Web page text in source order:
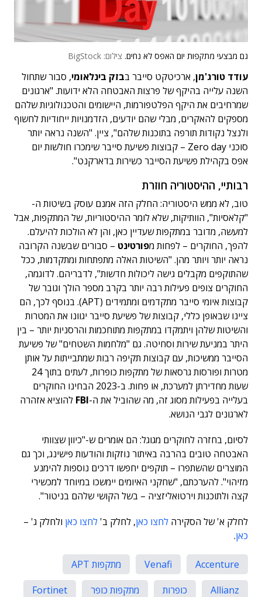
גם מבצעי מתקפות יום האפס לא נחים. צילום: BigStock
עודד טורג'מן, ארכיטקט סייבר בבזק בינלאומי, סבור שתחול
השנה עלייה בהיקף של פרצות האבטחה הלא ידועות. "ארגונים
שמרחיבים את היקף הפלטפורמות, היישומים והטכנולוגיות שלהם
מספקים להאקרים, מבלי שהם יודעים, הזדמנויות ייחודיות לחשוף
ולנצל נקודות תורפה בתוכנות שלהם", ציין. "השנה נראה יותר
סוכני Zero day – קבוצות פשיעת סייבר שימכרו חולשות יום
אפס בקהילת פשיעת הסייבר כשירות בדארקנט".
רבותיי, ההיסטוריה חוזרת
טוב, לא ממש היסטוריה: החלק הזה אמנם עוסק בשיטות ה-
"קלאסיות", הוותיקות, שלא לומר ההיסטוריות, של המתקפות, אבל
למעשה, מדובר במתקפות שעדיין כאן, והן לא הולכות להיעלם.
להפך, החוקרים – לפחות מפורטינט – סבורים שבשנה הקרובה
נראה יותר ויותר מהן. "השיטות האלה מתפתחות ומתקדמות, ככל
שהתוקפים מקבלים גישה ליכולות חדשות", לדבריהם. לדוגמה,
החוקרים צופים פעילות רבה יותר בקרב מספר הולך וגובר של
קבוצות איומי סייבר מתקדמים ומתמידים (APT). בנוסף לכך, הם
ציינו שבאופן כללי, קבוצות של פשיעת סייבר יגוונו את המטרות
והשיטות שלהן ויתמקדו במתקפות מתוחכמות והרסניות יותר – בין
היתר במניעת שירות וסחיטה. גם "מלחמות השטחים" של פשיעת
הסייבר ממשיכות, עם קבוצות תקיפה רבות שמתבייתות על אותן
מטרות ופורסות גרסאות של מתקפות כופרות, לעתים בתוך 24
שעות מחדירתן למערכת, או פחות. ב-2023 הבחינו החוקרים
בעלייה בפעילות מסוג זה, מה שהוביל את ה-FBI להוציא אזהרה
לארגונים לגבי הנושא.
לסיום, בחזרה לחוקרים מגוגל: הם אומרים ש-"כיוון שצוותי
האבטחה טובים בהרבה באיתור נוזקות והודעות פישינג, וכך גם
המוצרים שהשתפרו – תוקפים יחפשו דרכים נוספות להימנע
מזיהוי". להערכתם, "שחקני האיומים יימשכו במיוחד למכשירי
קצה ולתוכנות וירטואליזציה – בשל הקושי שלהם בניטור".
לחלק א' של הסקירה לחצו כאן, לחלק ב' לחצו כאן ולחלק ג' –
כאן.
Accenture
Venafi
מתקפות APT
Allianz
כופרות מתקפות כופר
Fortinet